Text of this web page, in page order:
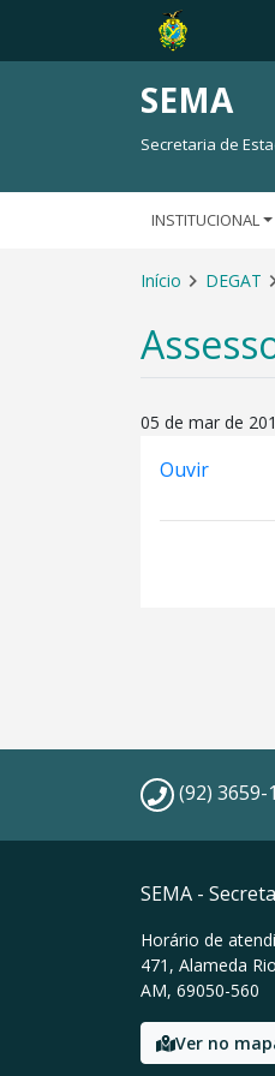
SEMA
Secretaria de
INSTITUCIONAL
Início DEGAT
05 de mar de
Ouvir
(92) 3659-
SEMA -
Horário de
471, Alameda
AM, 69050-560
Ver no